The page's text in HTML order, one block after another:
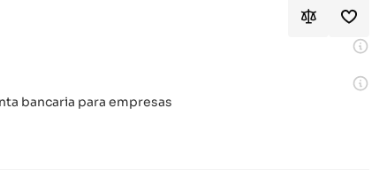
bancaria para empresas